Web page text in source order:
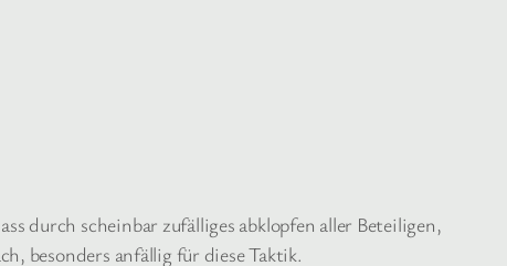
durch scheinbar zufälliges abklopfen aller Beteiligen,
besonders anfällig für diese Taktik.